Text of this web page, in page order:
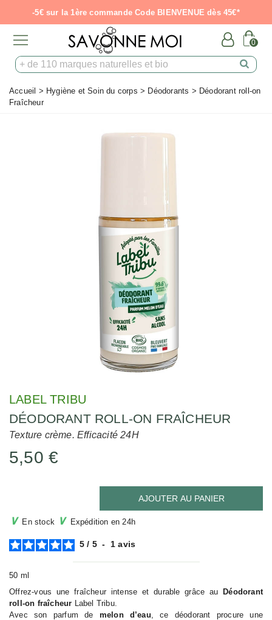
-5€ sur la 1ère commande Code BIENVENUE dès 45€*
0
Accueil > Hygiène et Soin du corps > Déodorants > Déodorant roll-on
Fraîcheur
LABEL TRIBU
DÉODORANT ROLL-ON FRAÎCHEUR
Texture crème. Efficacité 24H
5,50 €
AJOUTER AU PANIER
∨ En stock ∨ Expédition en 24h
5 / 5 - 1avis
50 ml
Offrez-vous une fraîcheur intense et durable grâce auDéodorant
roll-on fraîcheur Label Tribu.
Avec son parfum de melon d’eau , ce déodorant procure une